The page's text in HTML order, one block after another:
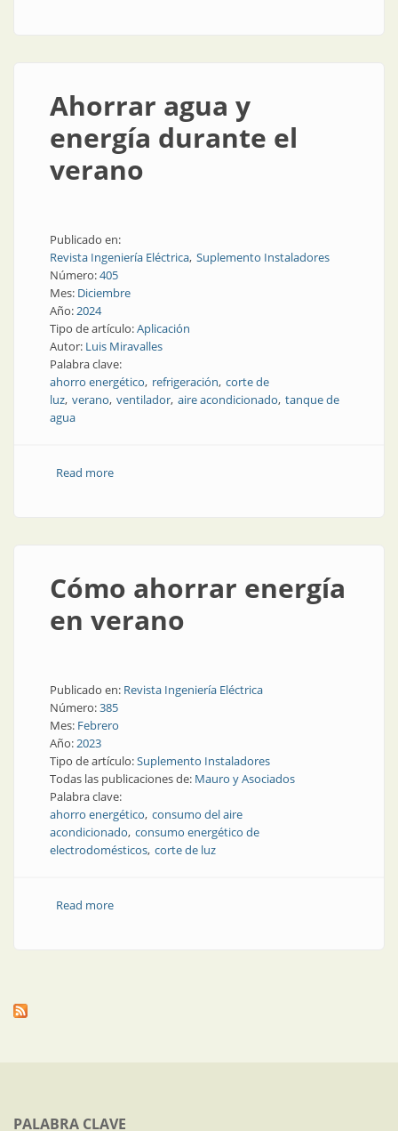
Ahorrar agua y
energía durante el
verano
Publicado en:
Revista Ingeniería Eléctrica Suplemento Instaladores
Número:405
Mes: Diciembre
Año:2024
Tipo de artículo:Aplicación
Autor: Luis Miravalles
Palabra clave:
ahorro energético refrigeración corte de
luz verano ventilador aire acondicionado tanque de
agua
Read moreabout Ahorrar agua y energía durante el verano
Cómo ahorrar energía
en verano
Publicado en: Revista Ingeniería Eléctrica
Número:385
Mes: Febrero
Año:2023
Tipo de artículo:Suplemento Instaladores
Todas las publicaciones de: Mauro y Asociados
Palabra clave:
ahorro energético consumo del aire
acondicionado consumo energético de
electrodomésticos corte de luz
Read moreabout Cómo ahorrar energía en verano
PALABRA CLAVE